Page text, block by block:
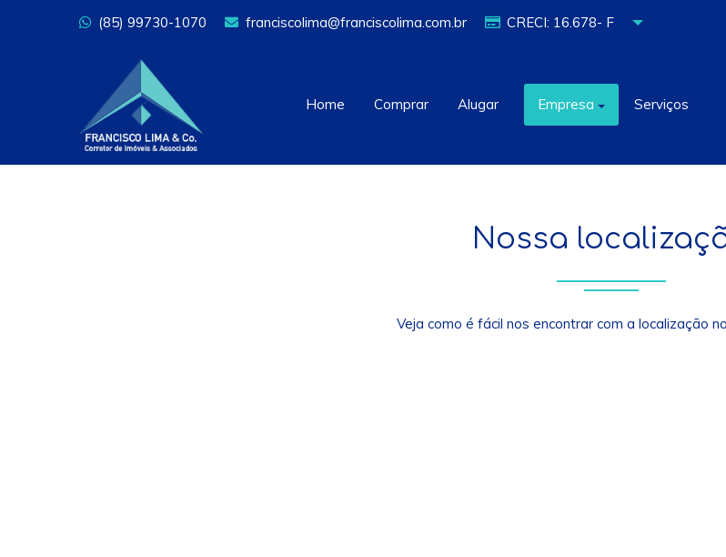
(85) 99730-1070 franciscolima@franciscolima.com.br CRECI: 16.678- F
Home Comprar Alugar Empresa Serviços
Nossa
Veja como é fácil nos encontrar com a localização